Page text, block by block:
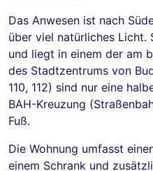
Das Anwesen ist nach
über viel natürliches Licht.
und liegt in einem der am
des Stadtzentrums von
110, 112) sind nur eine
BAH-Kreuzung
Fuß.
Die Wohnung umfasst
einem Schrank und